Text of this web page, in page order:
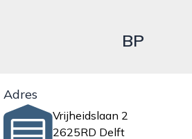
BP
Adres
Vrijheidslaan 2
2625RD Delft